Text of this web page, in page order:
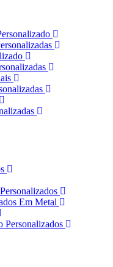
Em Metal
Personalizados